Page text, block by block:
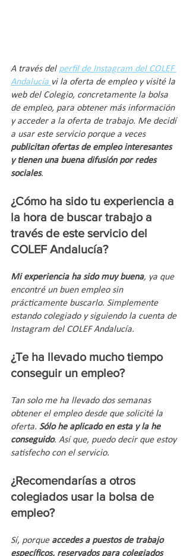
A través del perfil de Instagram del COLEF
Andalucía vi la oferta de empleo y visité la
web del Colegio, concretamente la bolsa
de empleo, para obtener más información
y acceder a la oferta de trabajo. Me decidí
a usar este servicio porque a veces
publicitan ofertas de empleo interesantes
y tienen una buena difusión por redes
sociales.
¿Cómo ha sido tu experiencia a
la hora de buscar trabajo a
través de este servicio del
COLEF Andalucía?
Mi experiencia ha sido muy buena, ya que
encontré un buen empleo sin
prácticamente buscarlo. Simplemente
estando colegiado y siguiendo la cuenta de
Instagram del COLEF Andalucía.
¿Te ha llevado mucho tiempo
conseguir un empleo?
Tan solo me ha llevado dos semanas
obtener el empleo desde que solicité la
oferta. Sólo he aplicado en esta y la he
conseguido. Así que, puedo decir que estoy
satisfecho con el servicio.
¿Recomendarías a otros
colegiados usar la bolsa de
empleo?
Sí, porque accedes a puestos de trabajo
específicos, reservados para colegiados